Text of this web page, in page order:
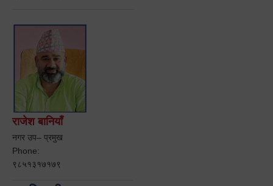
राजेश बानियाँ
नगर उप– प्रमुख
Phone:
९८५१३१७१७९